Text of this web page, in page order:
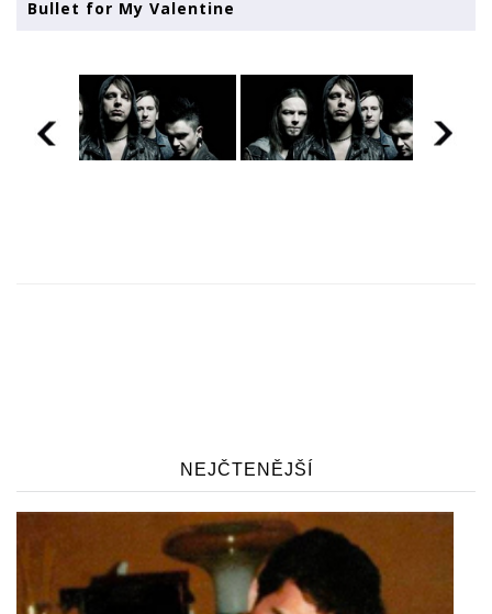
Bullet for My Valentine
NEJČTENĚJŠÍ